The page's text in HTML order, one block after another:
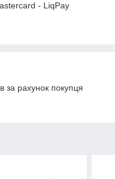
- LiqPay
за рахунок покупця